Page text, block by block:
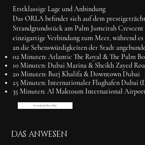
Erstklassige Lage und Anbindung
Das ORLA befindet sich auf dem
Strandgrundstück am Palm Jumeirah
einzigartige Verbindung zum Meer, während
an die Sehenswürdigkeiten der Stadt
02 Minuten: Atlantic The Royal & The Palm
10 Minuten: Dubai Marina & Sheikh Zayed
20 Minuten: Burj Khalifa & Downtown Dubai
25 Minuten: Internationaler Flughafen Dubai
35 Minuten: Al Maktoum International
Download Floor Plan
DAS ANWESEN